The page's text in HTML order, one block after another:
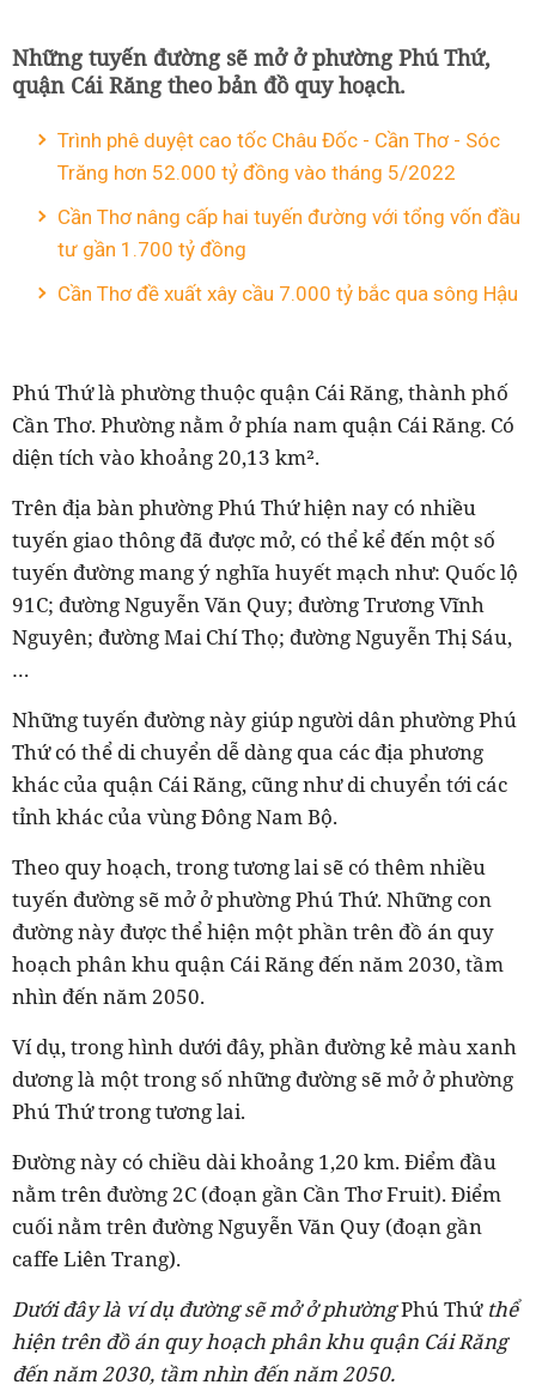
Những tuyến đường sẽ mở ở phường Phú Thứ,
quận Cái Răng theo bản đồ quy hoạch.
Trình phê duyệt cao tốc Châu Đốc - Cần Thơ - Sóc
Trăng hơn 52.000 tỷ đồng vào tháng 5/2022
Cần Thơ nâng cấp hai tuyến đường với tổng vốn đầu
tư gần 1.700 tỷ đồng
Cần Thơ đề xuất xây cầu 7.000 tỷ bắc qua sông Hậu
Phú Thứ là phường thuộc quận Cái Răng, thành phố
Cần Thơ. Phường nằm ở phía nam quận Cái Răng. Có
diện tích vào khoảng 20,13 km².
Trên địa bàn phường Phú Thứ hiện nay có nhiều
tuyến giao thông đã được mở, có thể kể đến một số
tuyến đường mang ý nghĩa huyết mạch như: Quốc lộ
91C; đường Nguyễn Văn Quy; đường Trương Vĩnh
Nguyên; đường Mai Chí Thọ; đường Nguyễn Thị Sáu,
…
Những tuyến đường này giúp người dân phường Phú
Thứ có thể di chuyển dễ dàng qua các địa phương
khác của quận Cái Răng, cũng như di chuyển tới các
tỉnh khác của vùng Đông Nam Bộ.
Theo quy hoạch, trong tương lai sẽ có thêm nhiều
tuyến đường sẽ mở ở phường Phú Thứ. Những con
đường này được thể hiện một phần trên đồ án quy
hoạch phân khu quận Cái Răng đến năm 2030, tầm
nhìn đến năm 2050.
Ví dụ, trong hình dưới đây, phần đường kẻ màu xanh
dương là một trong số những đường sẽ mở ở phường
Phú Thứ trong tương lai.
Đường này có chiều dài khoảng 1,20 km. Điểm đầu
nằm trên đường 2C (đoạn gần Cần Thơ Fruit). Điểm
cuối nằm trên đường Nguyễn Văn Quy (đoạn gần
caffe Liên Trang).
Dưới đây là ví dụ đường sẽ mở ở phườngPhú Thứthể
hiện trên đồ án quy hoạch phân khu quận Cái Răng
đến năm 2030, tầm nhìn đến năm 2050.